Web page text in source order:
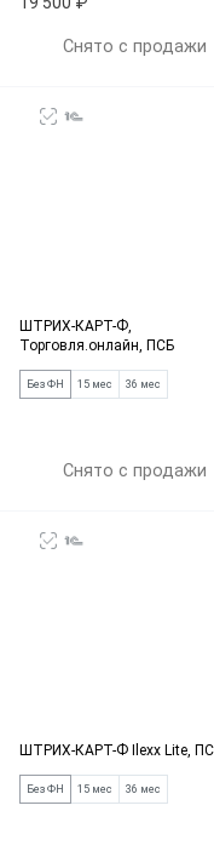
Снято с продажи
ШТРИХ-КАРТ-Ф,
Торговля.онлайн, ПСБ
Без ФН 15 мес 36 мес
Снято с продажи
ШТРИХ-КАРТ-Ф Ilexx Lite,
Без ФН 15 мес 36 мес